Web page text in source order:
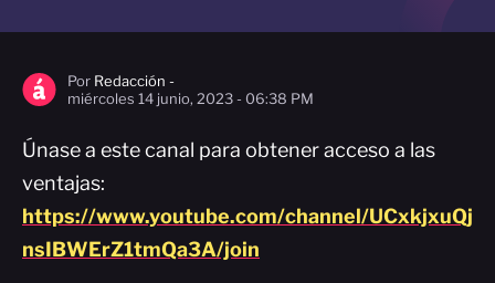
Por Redacción -
miércoles 14 junio, 2023 - 06:38 PM
Únase a este canal para obtener acceso a las
ventajas:
https://www.youtube.com/channel/UCxkjxuQj
nsIBWErZ1tmQa3A/join